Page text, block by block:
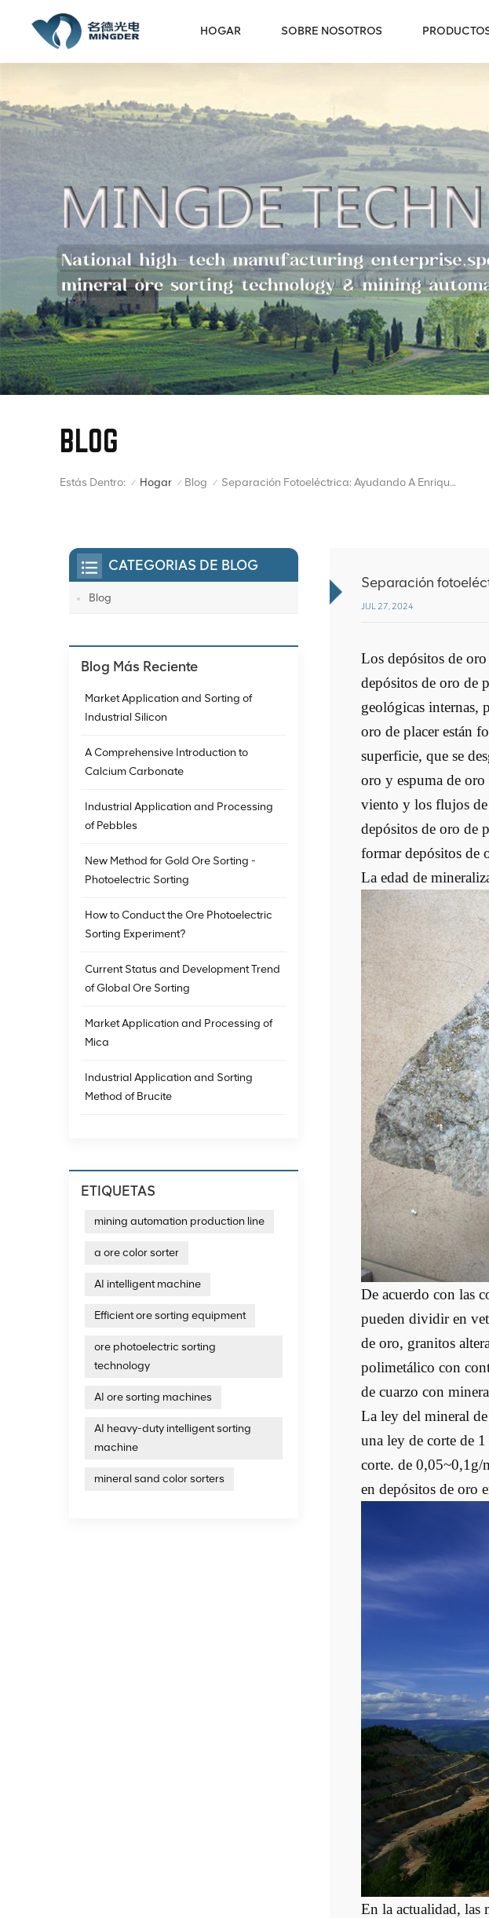
HOGAR SOBRE NOSOTROS
BLOG
Estás Dentro: / Hogar / Blog / Separación Fotoeléctrica: Ayudando A Enriquecer La Calidad De Las Minas De Oro
Separación
JUL 27, 2024
Los depósitos de
depósitos de oro de
geológicas internas,
oro de placer están
superficie, que se
oro y espuma de
viento y los flujos de
depósitos de oro de
formar depósitos de
La edad de
De acuerdo con las
pueden dividir en
de oro, granitos
polimetálico con
de cuarzo con
La ley del mineral
una ley de corte de
corte. de 0,05~0,1g/
en depósitos de oro
En la actualidad, las
CATEGORIAS DE BLOG
Blog
Blog Más Reciente
Market Application and Sorting of
Industrial Silicon
A Comprehensive Introduction to
Calcium Carbonate
Industrial Application and Processing
of Pebbles
New Method for Gold Ore Sorting -
Photoelectric Sorting
How to Conduct the Ore Photoelectric
Sorting Experiment?
Current Status and Development Trend
of Global Ore Sorting
Market Application and Processing of
Mica
Industrial Application and Sorting
Method of Brucite
ETIQUETAS
mining automation production line
a ore color sorter
AI intelligent machine
Efficient ore sorting equipment
ore photoelectric sorting
technology
AI ore sorting machines
AI heavy-duty intelligent sorting
machine
mineral sand color sorters